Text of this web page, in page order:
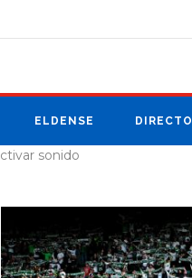
ELDENSE DIRECTO